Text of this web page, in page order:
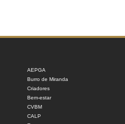
AEPGA
Burro de Miranda
Criadores
Bem-estar
CVBM
CALP